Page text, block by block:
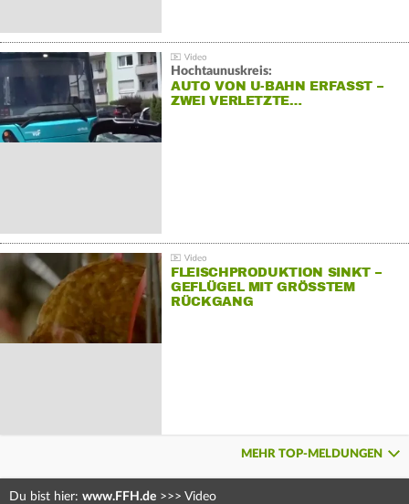
Hochtaunuskreis:
AUTO VON U-BAHN ERFASST –
ZWEI VERLETZTE…
FLEISCHPRODUKTION SINKT –
GEFLÜGEL MIT GRÖSSTEM R
ÜCKGANG
MEHR TOP-MELDUNGEN
Du bist hier: www.FFH.de >>> Video